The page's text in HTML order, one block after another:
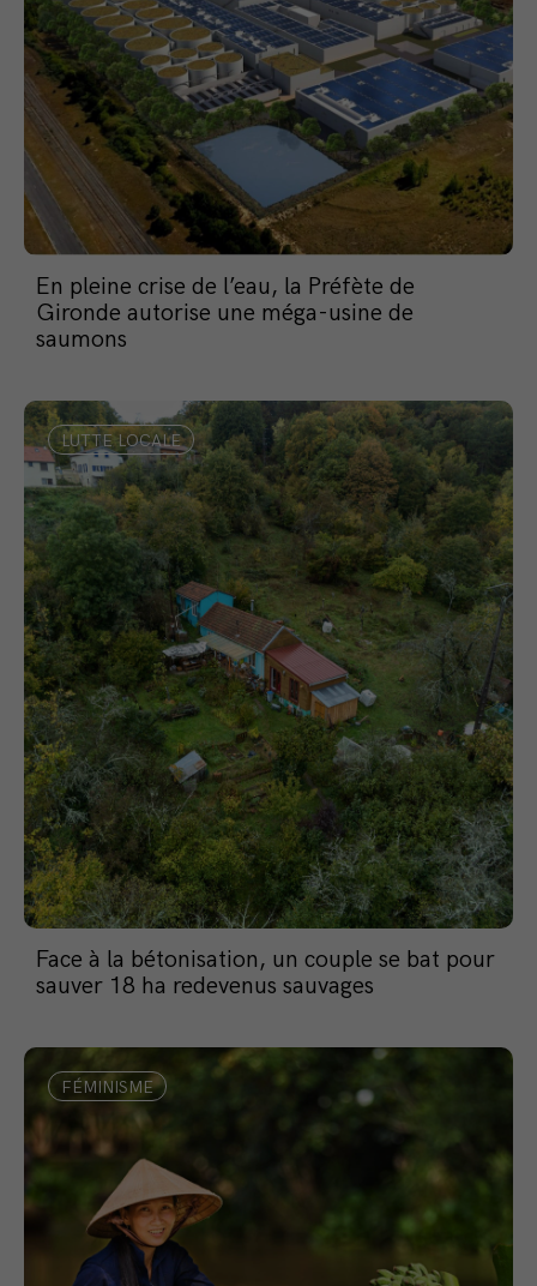
En pleine crise de l’eau, la Préfète de
Gironde autorise une méga-usine de
saumons
LUTTE LOCALE
Face à la bétonisation, un couple se bat pour
sauver 18 ha redevenus sauvages
FÉMINISME